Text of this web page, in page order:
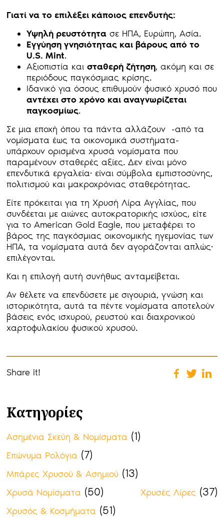
Γιατί να το επιλέξει κάποιος επενδυτής:
Υψηλή ρευστότητα σε ΗΠΑ, Ευρώπη, Ασία.
Εγγύηση γνησιότητας και βάρους από το
U.S. Mint.
Αξιοπιστία καισταθερή ζήτηση, ακόμη και σε
περιόδους παγκόσμιας κρίσης.
Ιδανικό για όσους επιθυμούν φυσικό χρυσό που
αντέχει στο χρόνο και αναγνωρίζεται
παγκοσμίως.
Σε μια εποχή όπου τα πάντα αλλάζουν -από τα
νομίσματα έως τα οικονομικά συστήματα-
υπάρχουν ορισμένα χρυσά νομίσματα που
παραμένουν σταθερές αξίες. Δεν είναι μόνο
επενδυτικά εργαλεία· είναι σύμβολα εμπιστοσύνης,
πολιτισμού και μακροχρόνιας σταθερότητας.
Είτε πρόκειται για τη Χρυσή Λίρα Αγγλίας, που
συνδέεται με αιώνες αυτοκρατορικής ισχύος, είτε
για το American Gold Eagle, που μεταφέρει το
βάρος της παγκόσμιας οικονομικής ηγεμονίας των
ΗΠΑ, τα νομίσματα αυτά δεν αγοράζονται απλώς·
επιλέγονται.
Και η επιλογή αυτή συνήθως ανταμείβεται.
Αν θέλετε να επενδύσετε με σιγουριά, γνώση και
ιστορικότητα, αυτά τα πέντε νομίσματα αποτελούν
βάσεις ενός ισχυρού, ρευστού και διαχρονικού
χαρτοφυλακίου φυσικού χρυσού.
Share it!
Κατηγορίες
Ασημένια Σκεύη & Νομίσματα (1)
Επώνυμα Ρολόγια (7)
Μπάρες Χρυσού & Ασημιού (13)
Χρυσά Νομίσματα (50) Χρυσές Λίρες (37)
Χρυσός & Κοσμήματα (51)